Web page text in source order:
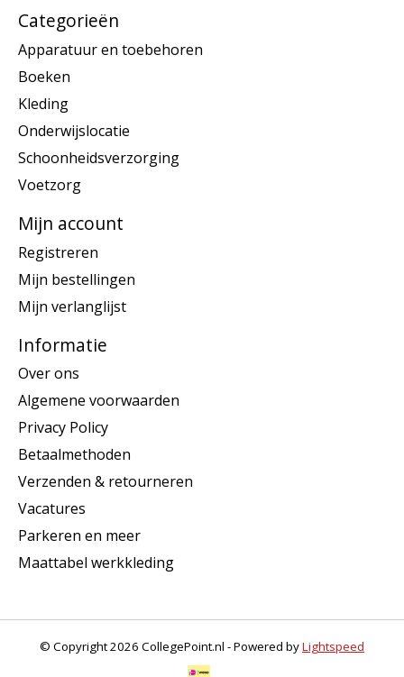
Categorieën
Apparatuur en toebehoren
Boeken
Kleding
Onderwijslocatie
Schoonheidsverzorging
Voetzorg
Mijn account
Registreren
Mijn bestellingen
Mijn verlanglijst
Informatie
Over ons
Algemene voorwaarden
Privacy Policy
Betaalmethoden
Verzenden & retourneren
Vacatures
Parkeren en meer
Maattabel werkkleding
© Copyright 2026 CollegePoint.nl - Powered byLightspeed